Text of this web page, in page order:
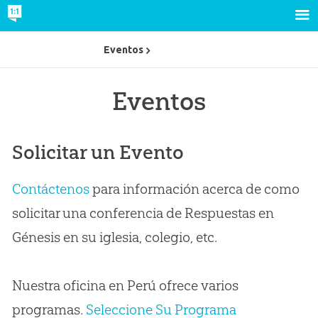
Eventos
Solicitar un Evento
Contáctenospara información acerca de como
solicitar una conferencia de Respuestas en
Génesis en su iglesia, colegio, etc.
Nuestra oficina en Perú ofrece varios
programas. Seleccione Su Programa
Eventos